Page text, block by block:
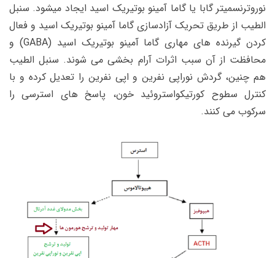
نوروترنسمیتر گابا یا گاما آمینو بوتیریک اسید ایجاد میشود. سنبل
الطیب از طریق تحریک آزادسازی گاما آمینو بوتیریک اسید و فعال
کردن گیرنده های مهاری گاما آمینو بوتیریک اسید (GABA) و
محافظت از آن سبب اثرات آرام بخشی می شوند. سنبل الطیب
هم چنین، گردش نوراپی نفرین و اپی نفرین را تعدیل کرده و با
کنترل سطوح کورتیکواستروئید خون، پاسخ های استرسی را
سرکوب می کنند.